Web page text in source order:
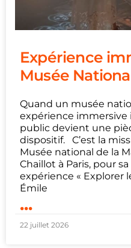
Expérience
Musée
Quand un musée
expérience immersive
public devient une
dispositif. C’est la
Musée national de la
Chaillot à Paris, pour
expérience « Explorer
Émile
...
22 juillet 2026